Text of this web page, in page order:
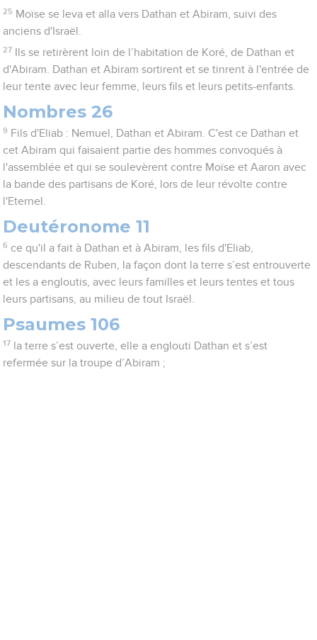
25 Moïse se leva et alla vers Dathan et Abiram, suivi des
anciens d'Israël.
27
Ils se retirèrent loin de l’habitation de Koré, de Dathan et
d'Abiram. Dathan et Abiram sortirent et se tinrent à l'entrée de
leur tente avec leur femme, leurs fils et leurs petits-enfants.
Nombres 26
9 Fils d'Eliab : Nemuel, Dathan et Abiram. C'est ce Dathan et
cet Abiram qui faisaient partie des hommes convoqués à
l'assemblée et qui se soulevèrent contre Moïse et Aaron avec
la bande des partisans de Koré, lors de leur révolte contre
l'Eternel.
Deutéronome 11
6 ce qu'il a fait à Dathan et à Abiram, les fils d'Eliab,
descendants de Ruben, la façon dont la terre s’est entrouverte
et les a engloutis, avec leurs familles et leurs tentes et tous
leurs partisans, au milieu de tout Israël.
Psaumes 106
17
la terre s’est ouverte, elle a englouti Dathan et s’est
refermée sur la troupe d’Abiram ;